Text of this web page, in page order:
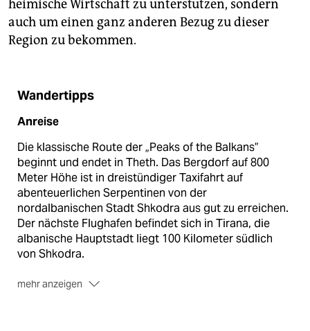
heimische Wirtschaft zu unterstützen, sondern
auch um einen ganz anderen Bezug zu dieser
Region zu bekommen.
Wandertipps
Anreise
Die klassische Route der „Peaks of the Balkans”
beginnt und endet in Theth. Das Bergdorf auf 800
Meter Höhe ist in dreistündiger Taxifahrt auf
abenteuerlichen Serpentinen von der
nordalbanischen Stadt Shkodra aus gut zu erreichen.
Der nächste Flughafen befindet sich in Tirana, die
albanische Hauptstadt liegt 100 Kilometer südlich
von Shkodra.
mehr anzeigen